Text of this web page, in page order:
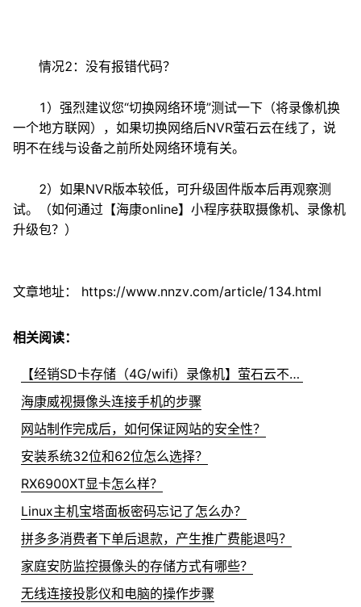
情况2：没有报错代码？
1）强烈建议您“切换网络环境”测试一下（将录像机换
一个地方联网），如果切换网络后NVR萤石云在线了，说
明不在线与设备之前所处网络环境有关。
2）如果NVR版本较低，可升级固件版本后再观察测
试。（如何通过【海康online】小程序获取摄像机、录像机
升级包？）
文章地址： https://www.nnzv.com/article/134.html
相关阅读：
【经销SD卡存储（4G/wifi）录像机】萤石云不在线？
海康威视摄像头连接手机的步骤
网站制作完成后，如何保证网站的安全性？
安装系统32位和62位怎么选择？
RX6900XT显卡怎么样？
Linux主机宝塔面板密码忘记了怎么办？
拼多多消费者下单后退款，产生推广费能退吗？
家庭安防监控摄像头的存储方式有哪些？
无线连接投影仪和电脑的操作步骤